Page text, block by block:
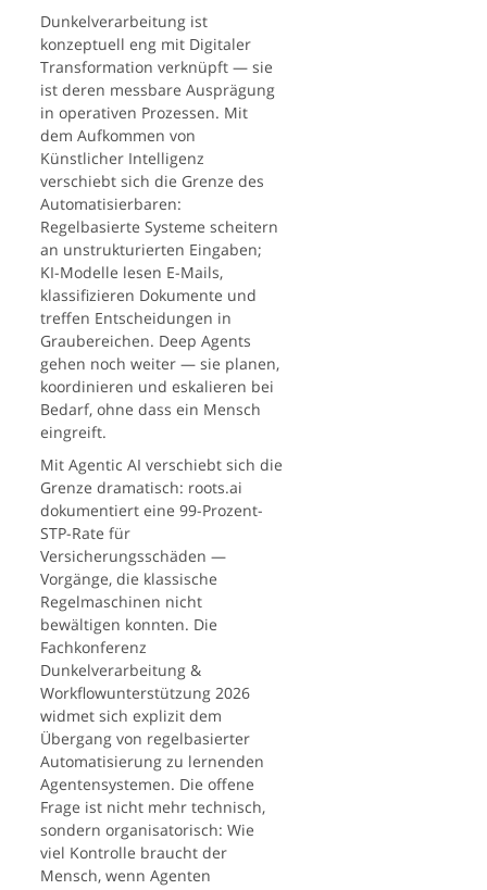
Dunkelverarbeitung ist
konzeptuell eng mit Digitaler
Transformation verknüpft — sie
ist deren messbare Ausprägung
in operativen Prozessen. Mit
dem Aufkommen von
Künstlicher Intelligenz
verschiebt sich die Grenze des
Automatisierbaren:
Regelbasierte Systeme scheitern
an unstrukturierten Eingaben;
KI-Modelle lesen E-Mails,
klassifizieren Dokumente und
treffen Entscheidungen in
Graubereichen. Deep Agents
gehen noch weiter — sie planen,
koordinieren und eskalieren bei
Bedarf, ohne dass ein Mensch
eingreift.
Mit Agentic AI verschiebt sich die
Grenze dramatisch: roots.ai
dokumentiert eine 99-Prozent-
STP-Rate für
Versicherungsschäden —
Vorgänge, die klassische
Regelmaschinen nicht
bewältigen konnten. Die
Fachkonferenz
Dunkelverarbeitung &
Workflowunterstützung 2026
widmet sich explizit dem
Übergang von regelbasierter
Automatisierung zu lernenden
Agentensystemen. Die offene
Frage ist nicht mehr technisch,
sondern organisatorisch: Wie
viel Kontrolle braucht der
Mensch, wenn Agenten